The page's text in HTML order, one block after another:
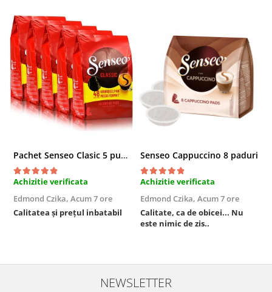
Pachet Senseo Clasic 5 pungi x 48 paduri
Achizitie verificata
Edmond Czika, Acum 7 ore
Calitatea și prețul inbatabil
Senseo Cappuccino 8 paduri
Achizitie verificata
Edmond Czika, Acum 7 ore
Calitate, ca de obicei... Nu
este nimic de zis..
NEWSLETTER